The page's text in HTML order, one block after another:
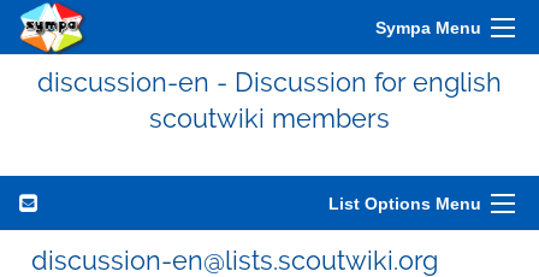
Sympa Menu
discussion-en - Discussion for english
scoutwiki members
List Options Menu
discussion-en@lists.scoutwiki.org